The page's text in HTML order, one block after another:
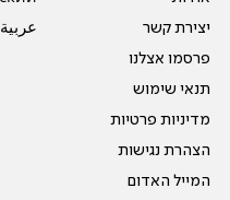
יצירת קשר
פרסמו אצלנו
תנאי שימוש
מדיניות פרטיות
הצהרת נגישות
המייל האדום
عربية